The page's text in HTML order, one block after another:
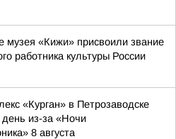
музея «Кижи» присвоили звание
работника культуры России
«Курган» в Петрозаводске
день из-за «Ночи
8 августа